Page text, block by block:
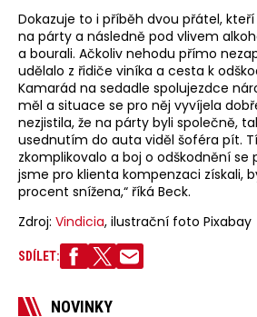
Dokazuje to i příběh dvou přátel,
na párty a následně pod vlivem
a bourali. Ačkoliv nehodu přímo
udělalo z řidiče viníka a cesta k
Kamarád na sedadle spolujezdce
měl a situace se pro něj vyvíjela
nezjistila, že na párty byli společně,
usednutím do auta viděl šoféra pít.
zkomplikovalo a boj o odškodnění se
jsme pro klienta kompenzaci získali,
procent snížena,“ říká Beck.
Zdroj: Vindicia, ilustrační foto Pixabay
SDÍLET:
NOVINKY